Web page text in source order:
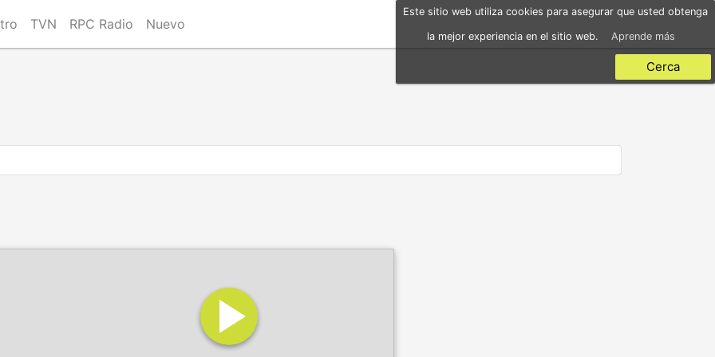
TVN RPC Radio Nuevo
Este sitio web utiliza cookies para asegurar que usted obtenga
la mejor experiencia en el sitio web. Aprende más
Cerca